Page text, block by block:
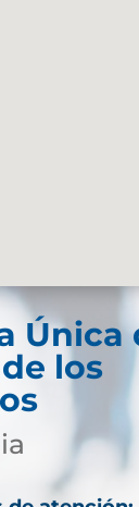
Única
los